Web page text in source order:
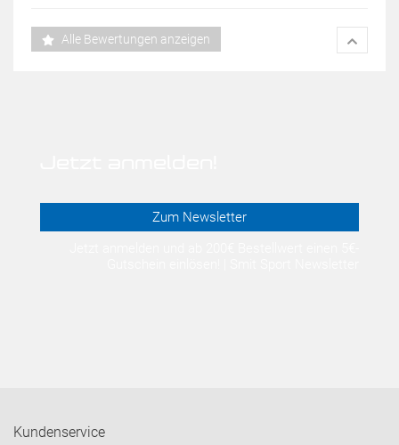
Alle Bewertungen anzeigen
Zum Newsletter
Kundenservice